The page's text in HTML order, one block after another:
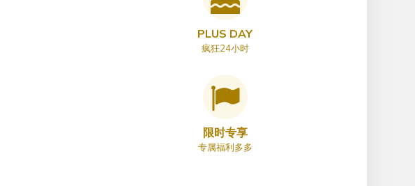
PLUS DAY
疯狂24小时
限时专享
专属福利多多